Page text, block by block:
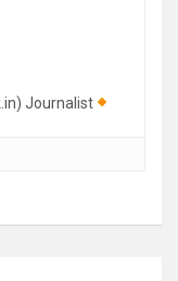
Journalist